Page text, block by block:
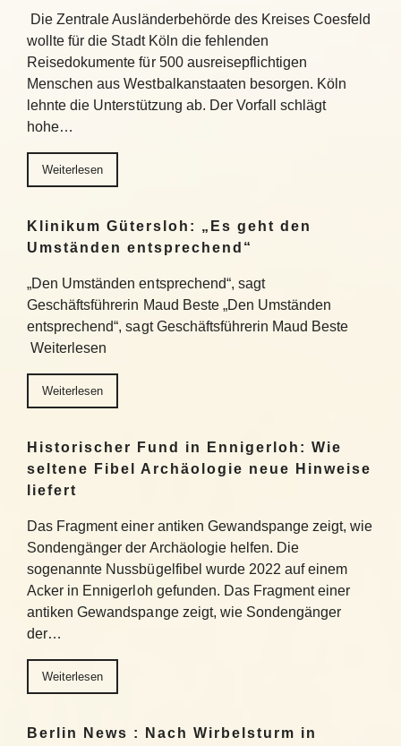
Die Zentrale Ausländerbehörde des Kreises Coesfeld
wollte für die Stadt Köln die fehlenden
Reisedokumente für 500 ausreisepflichtigen
Menschen aus Westbalkanstaaten besorgen. Köln
lehnte die Unterstützung ab. Der Vorfall schlägt
hohe…
Weiterlesen
Klinikum Gütersloh: „Es geht den
Umständen entsprechend“
„Den Umständen entsprechend“, sagt
Geschäftsführerin Maud Beste „Den Umständen
entsprechend“, sagt Geschäftsführerin Maud Beste
Weiterlesen
Weiterlesen
Historischer Fund in Ennigerloh: Wie
seltene Fibel Archäologie neue Hinweise
liefert
Das Fragment einer antiken Gewandspange zeigt, wie
Sondengänger der Archäologie helfen. Die
sogenannte Nussbügelfibel wurde 2022 auf einem
Acker in Ennigerloh gefunden. Das Fragment einer
antiken Gewandspange zeigt, wie Sondengänger
der…
Weiterlesen
Berlin News : Nach Wirbelsturm in